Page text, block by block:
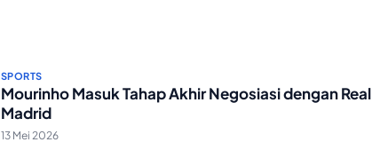
SPORTS
Mourinho Masuk Tahap Akhir Negosiasi dengan Real
Madrid
13 Mei 2026